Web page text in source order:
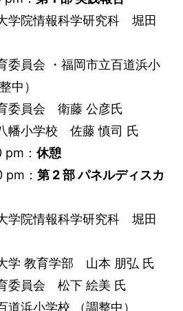
学院情報科学研究科 堀田
委員会 ・福岡市立百道浜小
中）
委員会 衛藤 公彦氏
幡小学校 佐藤 慎司 氏
： 休憩
： 第 2 部 パネルディスカ
学院情報科学研究科 堀田
学 教育学部 山本 朋弘 氏
委員会 松下 絵美 氏
道浜小学校 （調整中）